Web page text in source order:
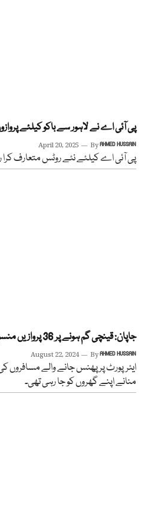
پی آئی اے نے لاہور سے باکو کیلئے
April 20, 2025 ByAHMED HUSSAIN
پی آئی اے کیلئے نئے روٹس متعارف
جاپان: قینچی گم ہونے پر 36 پروازیں منسوخ
August 22, 2024 ByAHMED HUSSAIN
ایئرپورٹ پر پھنس جانے والے مسافروں
منانے اپنے گھروں کو جا رہی تھی۔